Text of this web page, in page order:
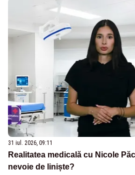
31 iul. 2026, 09:11
Realitatea medicală cu Nicole
nevoie de liniște?